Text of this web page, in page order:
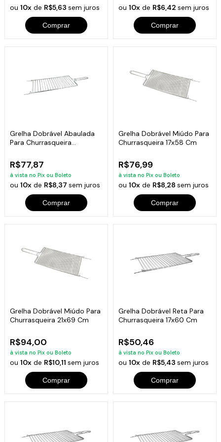
ou10x de R$5,63sem juros
Comprar
ou 10xde R$6,42 sem juros
Comprar
Grelha Dobrável Abaulada
Para Churrasqueira
R$77,87
à vista no Pix ou Boleto
ou10x de R$8,37sem juros
Comprar
Grelha Dobrável Miúdo Para
Churrasqueira 17x58 Cm
R$76,99
à vista no Pix ou Boleto
ou 10xde R$8,28 sem juros
Comprar
Grelha Dobrável Miúdo Para
Churrasqueira 21x69 Cm
R$94,00
à vista no Pix ou Boleto
ou10x de R$10,11sem juros
Comprar
Grelha Dobrável Reta Para
Churrasqueira 17x60 Cm
R$50,46
à vista no Pix ou Boleto
ou 10xde R$5,43 sem juros
Comprar